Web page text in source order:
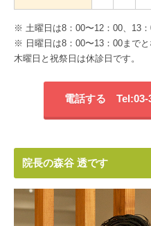
※ 土曜日は8：00〜12：00、13
※ 日曜日は8：00〜13：00までと
木曜日と祝祭日は休診日です。
電話する Tel:03-
院長の森谷 透です